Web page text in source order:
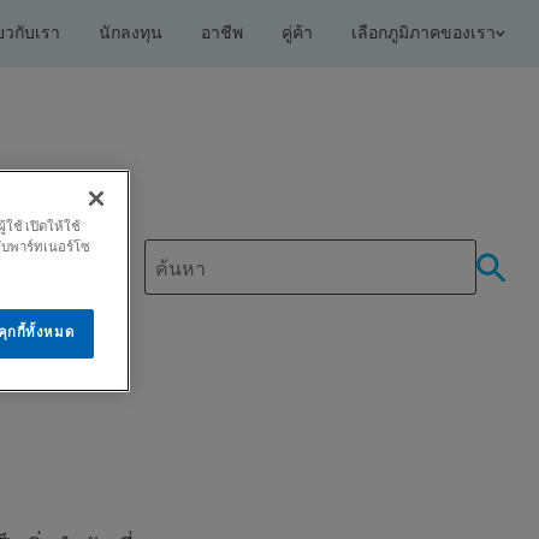
วกับเรา นักลงทุน อาชีพ คู่ค้า เลือกภูมิภาคของเรา
ช้ เปิดให้ใช้
พาร์ทเนอร์โซ
กกี้ทั้งหมด